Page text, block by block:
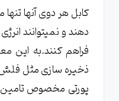
کابل هر دوی آنها تنها
دهند و نمیتوانند انرژی
فراهم کنند.به این
پورتی مخصوص تامین